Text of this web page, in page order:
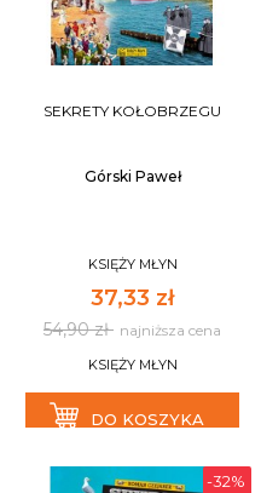
SEKRETY KOŁOBRZEGU
Górski Paweł
KSIĘŻY MŁYN
37,33 zł
54,90 zł najniższa cena
KSIĘŻY MŁYN
DO KOSZYKA
-32%